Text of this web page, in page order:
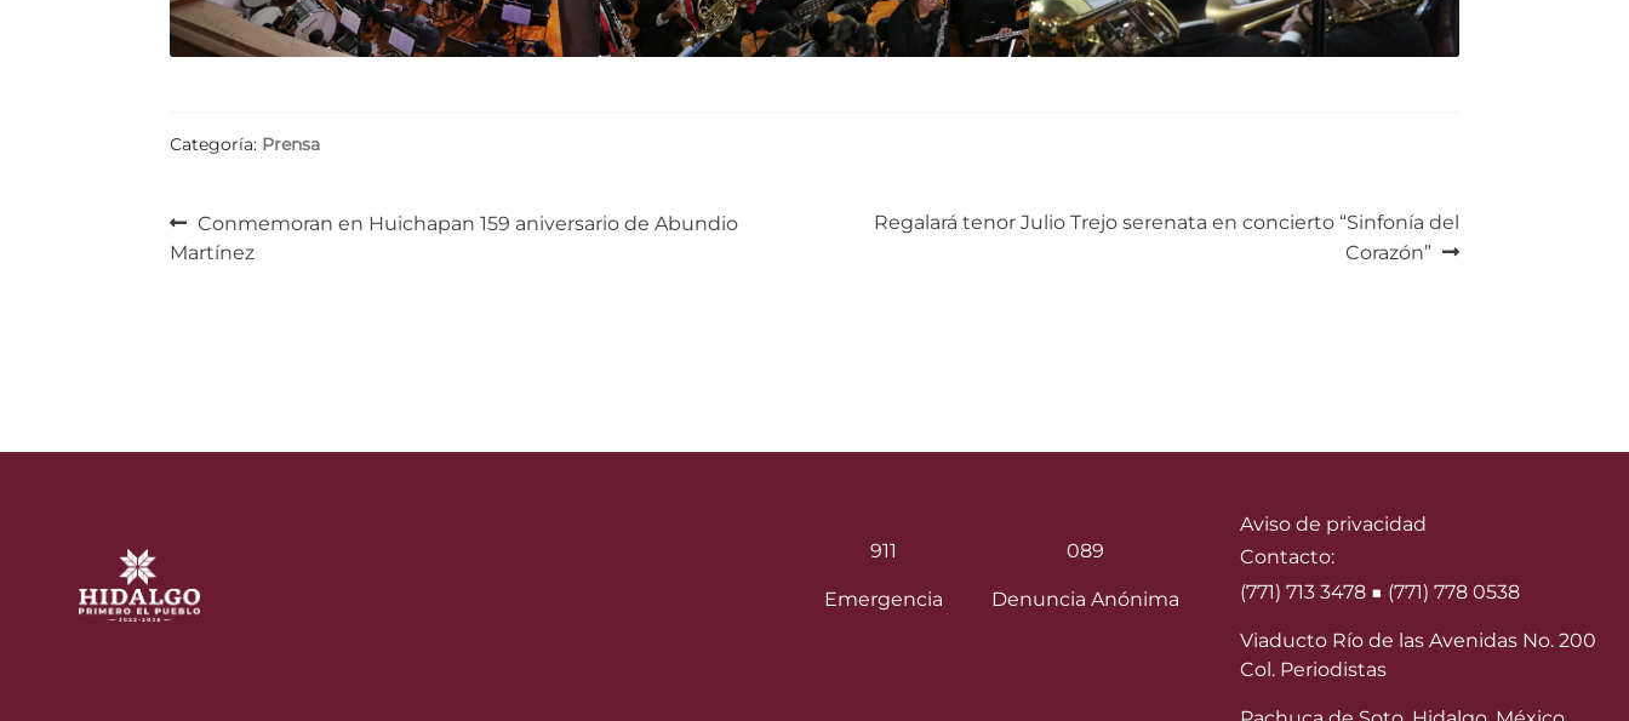
Categoría: Prensa
Navegación
Anterior:
Conmemoran en Huichapan 159 aniversario de Abundio
Martínez
Siguiente:
Regalará tenor Julio Trejo serenata en concierto “Sinfonía del
Corazón”
911
Emergencia
089
Denuncia Anónima
Aviso de privacidad
Contacto:
(771) 713 3478 ■ (771) 778 0538
Viaducto Río de las Avenidas No. 200
Col. Periodistas